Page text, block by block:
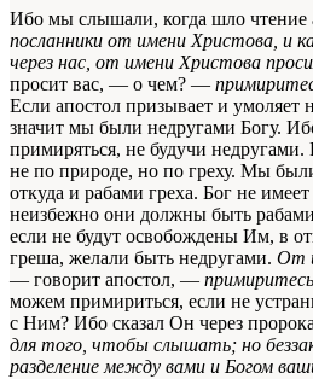
Ибо мы слышали, когда шло чтение
посланники от имени Христова, и
через нас, от имени Христова
просит вас, — о чем? —
Если апостол призывает и умоляет
значит мы были недругами Богу.
примиряться, не будучи
не по природе, но по греху. Мы
откуда и рабами греха. Бог не
неизбежно они должны быть
если не будут освобождены Им, в
греша, желали быть недругами. От
— говорит апостол, —
можем примириться, если не
с Ним? Ибо сказал Он через
для того, чтобы слышать; но
разделение между вами и Богом